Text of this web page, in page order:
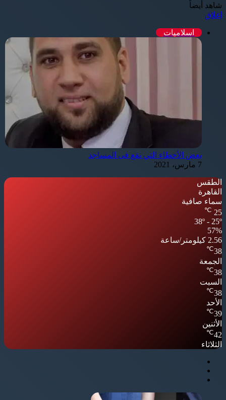
شاهد أيضاً
إغلاق
اسلاميات
⁩بعض الأخطاء التي تقع فى المساجد
7 مارس، 2021
الطقس
القاهرة
سماء صافية
25
℃
38º - 25º
57%
2.56 كيلومتر/ساعة
38
℃
الجمعة
38
℃
السبت
38
℃
الأحد
39
℃
الأثنين
42
℃
الثلاثاء